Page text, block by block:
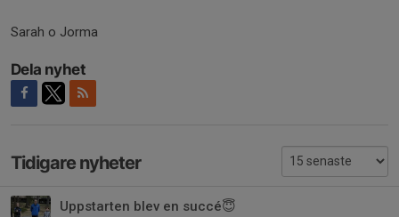
Sarah o Jorma
Dela nyhet
Tidigare nyheter
Uppstarten blev en succé😇